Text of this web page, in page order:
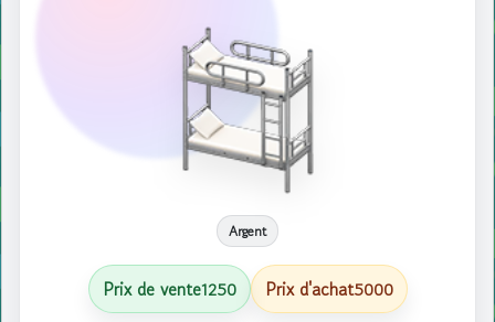
Argent
Prix ​​de vente1250 Prix ​​d'achat5000